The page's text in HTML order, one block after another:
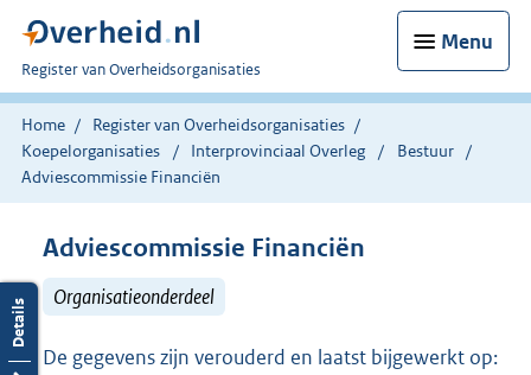
Menu
U
bent
nu
hier:
Register van Overheidsorganisaties
Home
Register van Overheidsorganisaties
Koepelorganisaties
Interprovinciaal Overleg
Bestuur
Adviescommissie Financiën
Adviescommissie Financiën
Organisatieonderdeel
De gegevens zijn verouderd en laatst bijgewerkt op: